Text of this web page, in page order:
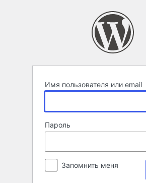
Имя пользователя или email
Пароль
Запомнить меня